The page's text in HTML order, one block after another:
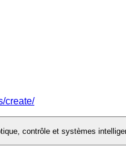
create/
contrôle et systèmes